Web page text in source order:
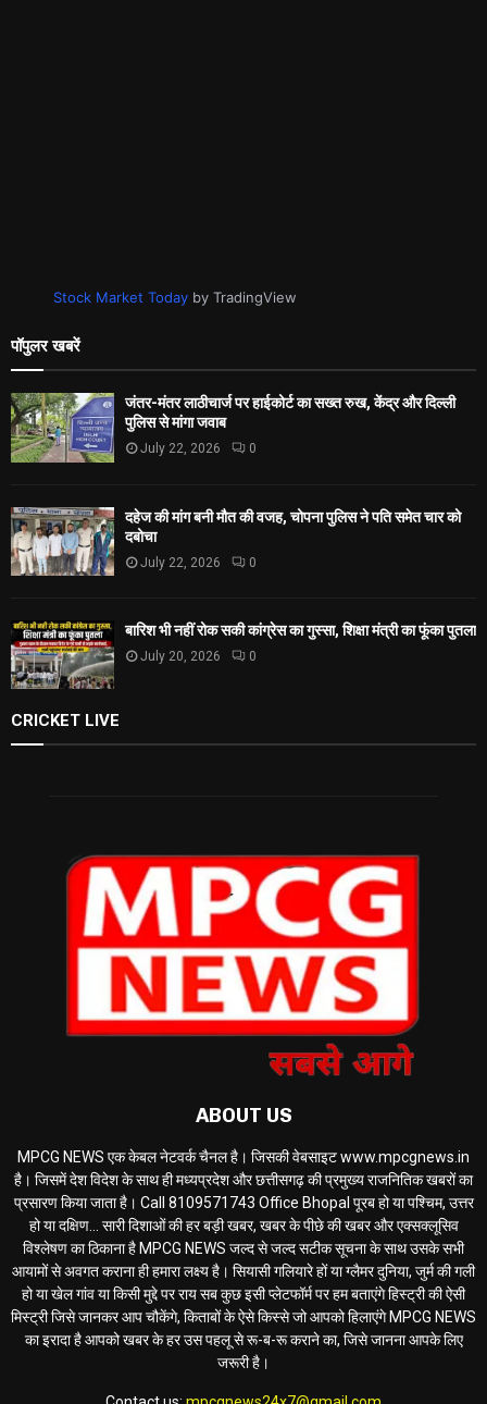
Stock Market Today by TradingView
पॉपुलर खबरें
जंतर-मंतर लाठीचार्ज पर हाईकोर्ट का सख्त रुख, केंद्र और दिल्ली
पुलिस से मांगा जवाब
July 22, 2026 0
दहेज की मांग बनी मौत की वजह, चोपना पुलिस ने पति समेत चार को
दबोचा
July 22, 2026 0
बारिश भी नहीं रोक सकी कांग्रेस का गुस्सा, शिक्षा मंत्री का फूंका पुतला
July 20, 2026 0
CRICKET LIVE
ABOUT US
MPCG NEWS एक केबल नेटवर्क चैनल है। जिसकी वेबसाइट www.mpcgnews.in
है। जिसमें देश विदेश के साथ ही मध्यप्रदेश और छत्तीसगढ़ की प्रमुख्य राजनितिक खबरों का
प्रसारण किया जाता है। Call 8109571743 Office Bhopal पूरब हो या पश्चिम, उत्तर
हो या दक्षिण... सारी दिशाओं की हर बड़ी खबर, खबर के पीछे की खबर और एक्सक्लूसिव
विश्लेषण का ठिकाना है MPCG NEWS जल्द से जल्द सटीक सूचना के साथ उसके सभी
आयामों से अवगत कराना ही हमारा लक्ष्य है। सियासी गलियारे हों या ग्लैमर दुनिया, जुर्म की गली
हो या खेल गांव या किसी मुद्दे पर राय सब कुछ इसी प्लेटफॉर्म पर हम बताएंगे हिस्ट्री की ऐसी
मिस्ट्री जिसे जानकर आप चौकेंगे, किताबों के ऐसे किस्से जो आपको हिलाएंगे MPCG NEWS
का इरादा है आपको खबर के हर उस पहलू से रू-ब-रू कराने का, जिसे जानना आपके लिए
जरूरी है।